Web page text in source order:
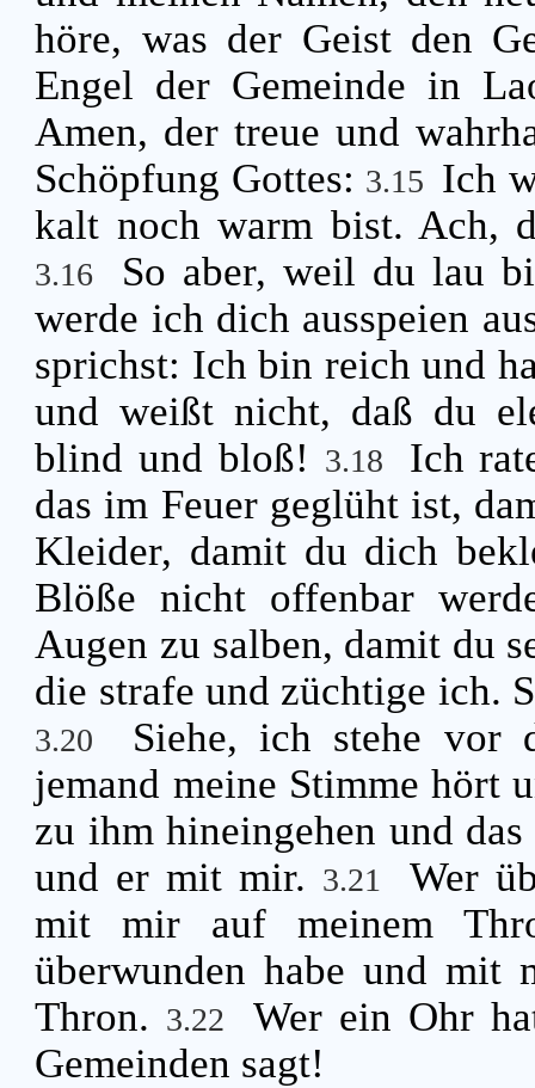
höre, was der Geist den
Engel der Gemeinde in
Amen, der treue und
Schöpfung Gottes: 3.15 Ich
kalt noch warm bist. Ach,
3.16
So aber, weil du lau
werde ich dich ausspeien
sprichst: Ich bin reich und
und weißt nicht, daß du
blind und bloß! 3.18
Ich
das im Feuer geglüht ist,
Kleider, damit du dich
Blöße nicht offenbar
Augen zu salben, damit du
die strafe und züchtige ich.
3.20
Siehe, ich stehe vor
jemand meine Stimme hört
zu ihm hineingehen und
und er mit mir. 3.21
Wer
mit mir auf meinem
überwunden habe und mit
Thron. 3.22
Wer ein Ohr
Gemeinden sagt!